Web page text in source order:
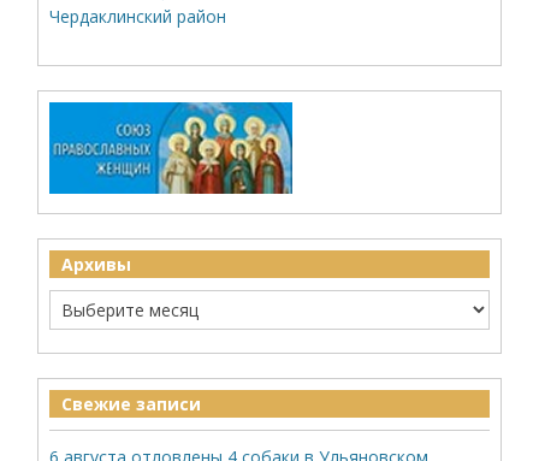
Чердаклинский район
Архивы
Свежие записи